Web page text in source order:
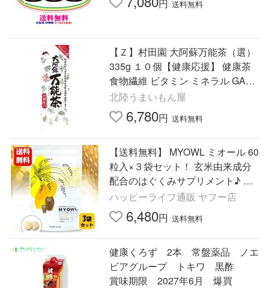
円 送料無料
【Ｚ】村田園 大阿蘇万能茶（選）
335g １０個【健康応援】 健康茶
食物繊維 ビタミン ミネラル GABA
ノンカフェイン
北陸うまいもん屋
6,780円 送料無料
【送料無料】 MYOWL ミオール 60
粒入×３袋セット！ 玄米由来成分
配合のはぐくみサプリメント♪ 妊
活 サプリメント 不妊 サプリ 漢
方 葉酸 イノシトール
ハッピーライフ通販 ヤフー店
6,480円 送料無料
健康くろず 2本 常盤薬品 ノエ
ビアグループ トキワ 黒酢
賞味期限 2027年6月 爆買